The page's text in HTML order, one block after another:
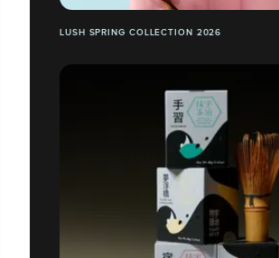
LUSH SPRING COLLECTION 2026